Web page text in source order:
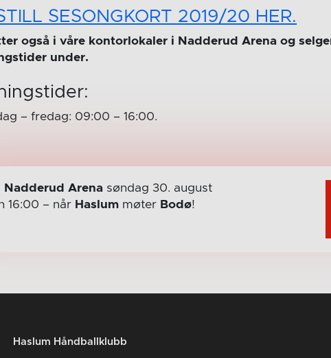
SESONGKORT 2019/20 HER.
også i våre kontorlokaler i Nadderud Arena og
under.
– fredag: 09:00 – 16:00.
Nadderud Arenasøndag 30. august
16:00 – når Haslummøter Bodø!
Haslum Håndballklubb